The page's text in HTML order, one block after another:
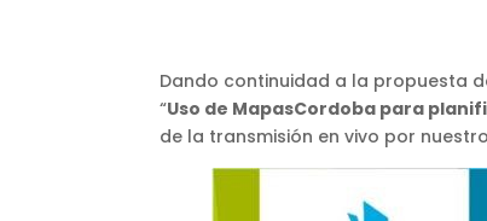
Dando continuidad a la propuesta
“Uso de MapasCordoba para
de la transmisión en vivo por